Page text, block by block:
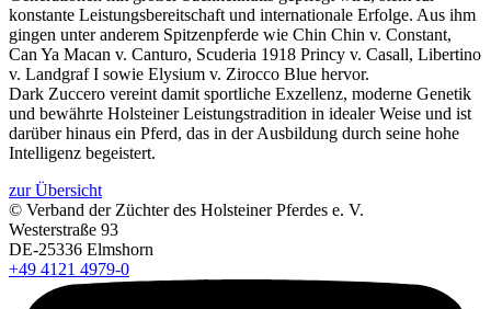
konstante Leistungsbereitschaft und internationale Erfolge. Aus ihm
gingen unter anderem Spitzenpferde wie Chin Chin v. Constant,
Can Ya Macan v. Canturo, Scuderia 1918 Princy v. Casall, Libertino
v. Landgraf I sowie Elysium v. Zirocco Blue hervor.
Dark Zuccero vereint damit sportliche Exzellenz, moderne Genetik
und bewährte Holsteiner Leistungstradition in idealer Weise und ist
darüber hinaus ein Pferd, das in der Ausbildung durch seine hohe
Intelligenz begeistert.
zur Übersicht
© Verband der Züchter des Holsteiner Pferdes e. V.
Westerstraße 93
DE-25336 Elmshorn
+49 4121 4979-0